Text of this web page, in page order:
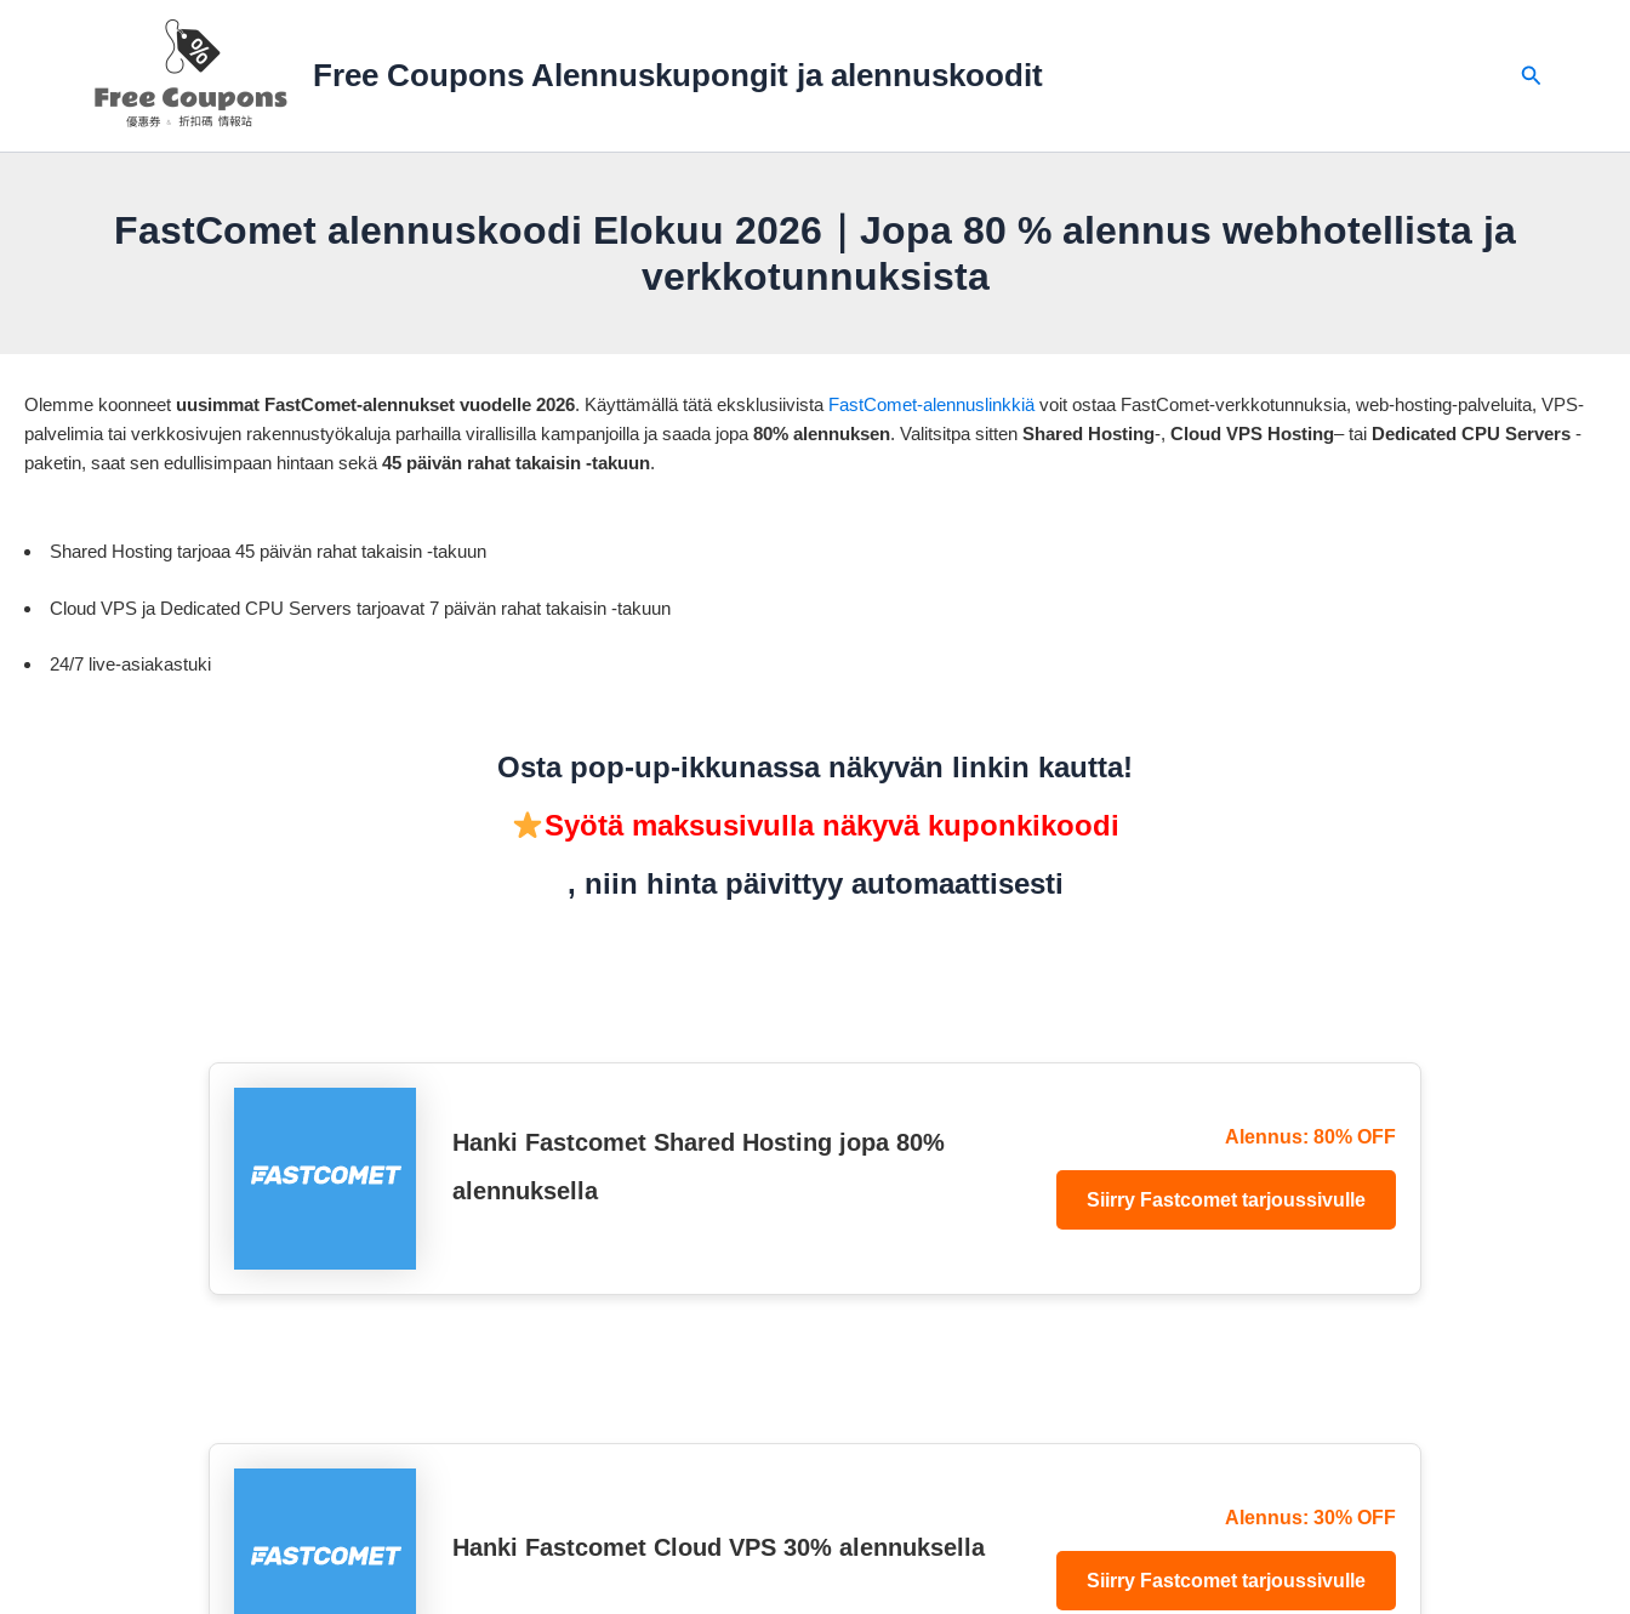
Free Coupons Alennuskupongit ja alennuskoodit Hae
FastComet alennuskoodi Elokuu 2026｜Jopa 80 % alennus webhotellista ja
verkkotunnuksista
Olemme koonneet uusimmat FastComet-alennukset vuodelle 2026. Käyttämällä tätä eksklusiivista FastComet-alennuslinkkiä voit ostaa FastComet-verkkotunnuksia, web-hosting-palveluita, VPS-
palvelimia tai verkkosivujen rakennustyökaluja parhailla virallisilla kampanjoilla ja saada jopa 80% alennuksen. Valitsitpa sitten Shared Hosting-, Cloud VPS Hosting– tai Dedicated CPU Servers -
paketin, saat sen edullisimpaan hintaan sekä 45 päivän rahat takaisin -takuun.
Shared Hosting tarjoaa 45 päivän rahat takaisin -takuun
Cloud VPS ja Dedicated CPU Servers tarjoavat 7 päivän rahat takaisin -takuun
24/7 live-asiakastuki
Osta pop-up-ikkunassa näkyvän linkin kautta!
Syötä maksusivulla näkyvä kuponkikoodi
, niin hinta päivittyy automaattisesti
Hanki Fastcomet Shared Hosting jopa 80%
alennuksella
Alennus: 80% OFF
Siirry Fastcomet tarjoussivulle
Hanki Fastcomet Cloud VPS 30% alennuksella
Alennus: 30% OFF
Siirry Fastcomet tarjoussivulle